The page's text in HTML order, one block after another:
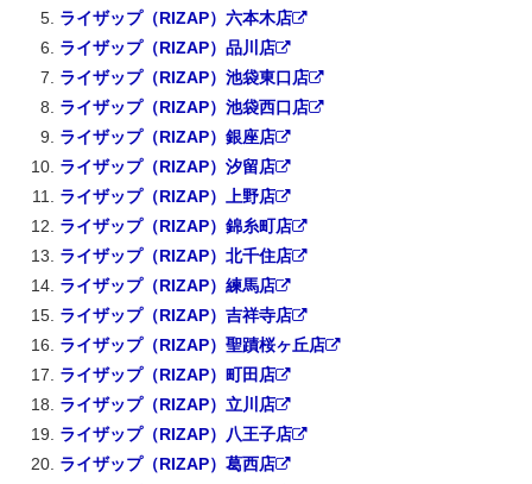
ライザップ（RIZAP）六本木店
ライザップ（RIZAP）品川店
ライザップ（RIZAP）池袋東口店
ライザップ（RIZAP）池袋西口店
ライザップ（RIZAP）銀座店
ライザップ（RIZAP）汐留店
ライザップ（RIZAP）上野店
ライザップ（RIZAP）錦糸町店
ライザップ（RIZAP）北千住店
ライザップ（RIZAP）練馬店
ライザップ（RIZAP）吉祥寺店
ライザップ（RIZAP）聖蹟桜ヶ丘店
ライザップ（RIZAP）町田店
ライザップ（RIZAP）立川店
ライザップ（RIZAP）八王子店
ライザップ（RIZAP）葛西店